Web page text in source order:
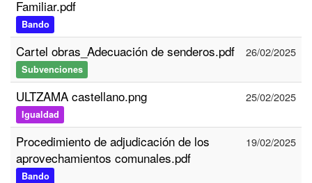
Familiar.pdf
Bando
Cartel obras_Adecuación de senderos.pdf
Subvenciones
26/02/2025
ULTZAMA castellano.png
Igualdad
25/02/2025
Procedimiento de adjudicación de los
aprovechamientos comunales.pdf
Bando
19/02/2025